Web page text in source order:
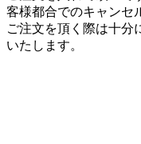
客様都合でのキャンセ
ご注文を頂く際は十分
いたします。